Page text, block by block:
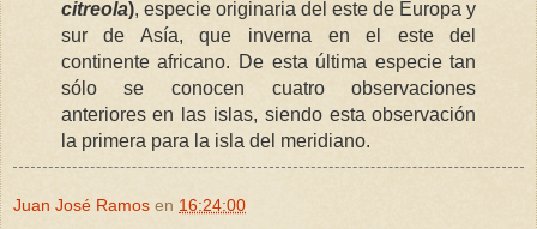
citreola), especie originaria del este de Europa y
sur de Asía, que inverna en el este del
continente africano. De esta última especie tan
sólo se conocen cuatro observaciones
anteriores en las islas, siendo esta observación
la primera para la isla del meridiano.
Juan José Ramos en 16:24:00